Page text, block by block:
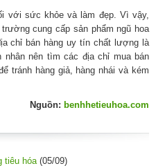
với sức khỏe và làm đẹp. Vì vậy,
cung cấp sản phẩm ngũ hoa
chỉ bán hàng uy tín chất lượng là
nhân nên tìm các địa chỉ mua bán
tránh hàng giả, hàng nhái và kém
Nguồn: benhhetieuhoa.com
tiêu hóa(05/09)